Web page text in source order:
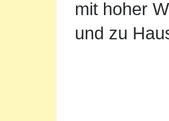
mit hoher
und zu